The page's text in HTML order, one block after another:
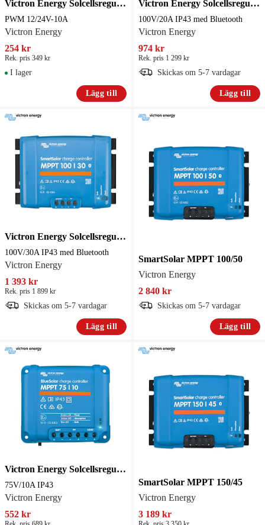
Victron Energy Solcellsregulator BlueSolar PWM 12/24V-10A
PWM 12/24V-10A
Victron Energy
254 kr
Rek. pris 349 kr
I lager
Lägg till
Victron Energy Solcellsregulator SmartSolar MPPT 100V/20A IP43 med Bluetooth
100V/20A IP43 med Bluetooth
Victron Energy
974 kr
Rek. pris 1 299 kr
Skickas om 5-7 vardagar
Lägg till
Victron Energy Solcellsregulator SmartSolar MPPT 100V/30A IP43 med Bluetooth
100V/30A IP43 med Bluetooth
Victron Energy
1 393 kr
Rek. pris 1 899 kr
Skickas om 5-7 vardagar
Lägg till
SmartSolar MPPT 100/50
Victron Energy
2 840 kr
Skickas om 5-7 vardagar
Lägg till
Victron Energy Solcellsregulator BlueSolar MPPT 75V/10A IP43
75V/10A IP43
Victron Energy
552 kr
SmartSolar MPPT 150/45
Victron Energy
3 189 kr